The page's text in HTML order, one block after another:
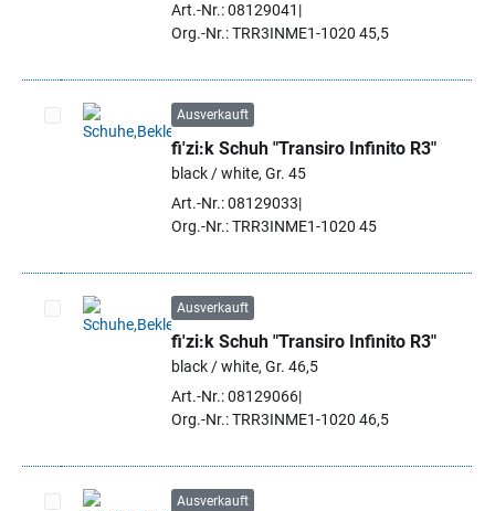
Art.-Nr.: 08129041
Org.-Nr.: TRR3INME1-1020 45,5
Artikel auswählen
Ausverkauft
fi'zi:k Schuh "Transiro Infinito R3"
black / white, Gr. 45
Art.-Nr.: 08129033
Org.-Nr.: TRR3INME1-1020 45
Artikel auswählen
Ausverkauft
fi'zi:k Schuh "Transiro Infinito R3"
black / white, Gr. 46,5
Art.-Nr.: 08129066
Org.-Nr.: TRR3INME1-1020 46,5
Ausverkauft